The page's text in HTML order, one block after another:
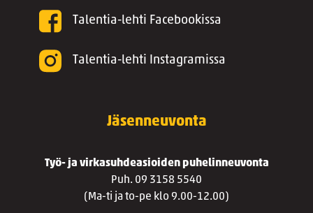
Talentia-lehti Facebookissa
Talentia-lehti Instagramissa
Jäsenneuvonta
Työ- ja virkasuhdeasioiden puhelinneuvonta
Puh. 09 3158 5540
(Ma-ti ja to-pe klo 9.00-12.00)